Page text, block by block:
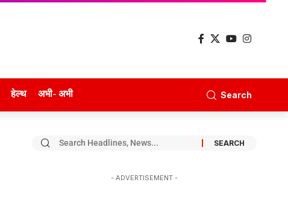
हेल्थ अभी- अभी Search
- ADVERTISEMENT -